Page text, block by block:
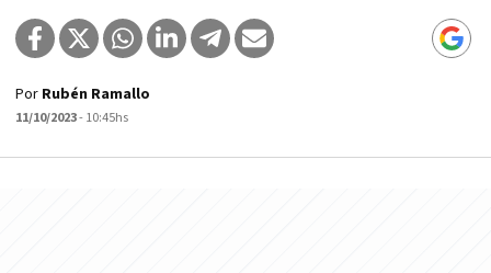
Por Rubén Ramallo
11/10/2023- 10:45hs